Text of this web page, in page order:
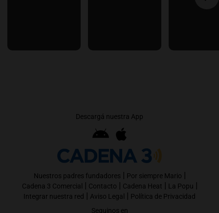
Descargá nuestra App
Nuestros padres fundadores | Por siempre Mario |
Cadena 3 Comercial | Contacto | Cadena Heat | La Popu |
Integrar nuestra red | Aviso Legal | Política de Privacidad
Seguinos en